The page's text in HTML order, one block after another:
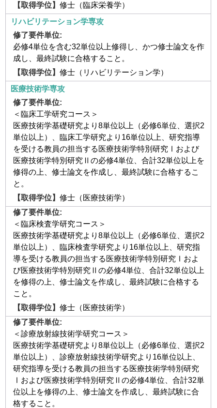
修士（臨床栄養学）
リハビリテーション学専攻
必修4単位を含む32単位以上修得し、かつ修士論文を作
成し、最終試験に合格すること。
修士（リハビリテーション学）
医療技術学専攻
＜臨床工学研究コース＞
医療技術学基礎研究より8単位以上（必修6単位、選択2
単位以上）、臨床工学研究より16単位以上、研究指導
を受ける教員の担当する医療技術学特別研究Ⅰおよび
医療技術学特別研究Ⅱの必修4単位、合計32単位以上を
修得の上、修士論文を作成し、最終試験に合格するこ
と。
修士（医療技術学）
＜臨床検査学研究コース＞
医療技術学基礎研究より8単位以上（必修6単位、選択2
単位以上）、臨床検査学研究より16単位以上、研究指
導を受ける教員の担当する医療技術学特別研究Ⅰおよ
び医療技術学特別研究Ⅱの必修4単位、合計32単位以上
を修得の上、修士論文を作成し、最終試験に合格する
こと。
修士（医療技術学）
＜診療放射線技術学研究コース＞
医療技術学基礎研究より8単位以上（必修6単位、選択2
単位以上）、診療放射線技術学研究より16単位以上、
研究指導を受ける教員の担当する医療技術学特別研究
Ⅰおよび医療技術学特別研究Ⅱの必修4単位、合計32単
位以上を修得の上、修士論文を作成し、最終試験に合
格すること。